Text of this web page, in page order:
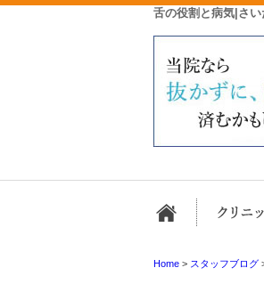
舌の役割と病気|さ
ホーム
Home > スタッフブログ